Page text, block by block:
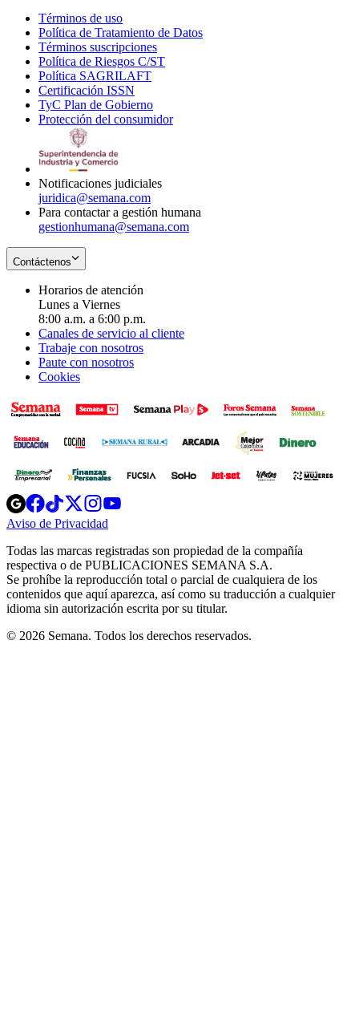
Términos de uso
in
new
window
Política de Tratamiento de Datos
Términos suscripciones
in
Política de Riesgos C/ST
Política SAGRILAFT
new
window
Certificación ISSN
in
new
TyC Plan de Gobierno
in
Protección del consumidorOpens
Notificaciones judiciales
juridica@semana.com
Para contactar a gestión humana
gestionhumana@semana.com
Contáctenos
Horarios de atención
Lunes a Viernes
8:00 a.m. a 6:00 p.m.
Canales de servicio al cliente
Trabaje con nosotros
Paute con nosotros
Cookies
Opens
in
new
Opens
in
new
Opens
in
new
window
Opens
new
windowwindow
Aviso de Privacidad
new
window
Todas las marcas registradas son propiedad de la compañía
respectiva o de PUBLICACIONES SEMANA S.A.
Se prohíbe la reproducción total o parcial de cualquiera de los
contenidos que aquí aparezca, así como su traducción a cualquier
idioma sin autorización escrita por su titular.
© 2026 Semana. Todos los derechos reservados.